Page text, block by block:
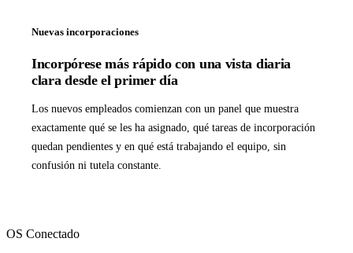
Nuevas incorporaciones
Incorpórese más rápido con una vista diaria
clara desde el primer día
Los nuevos empleados comienzan con un panel que muestra
exactamente qué se les ha asignado, qué tareas de incorporación
quedan pendientes y en qué está trabajando el equipo, sin
confusión ni tutela constante.
OS Conectado